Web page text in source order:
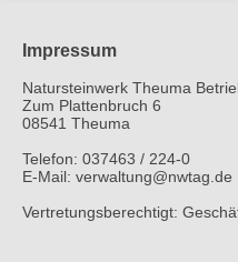
Impressum
Natursteinwerk Theuma
Zum Plattenbruch 6
08541 Theuma
Telefon: 037463 / 224-0
E-Mail: verwaltung@nwtag.de
Vertretungsberechtigt: